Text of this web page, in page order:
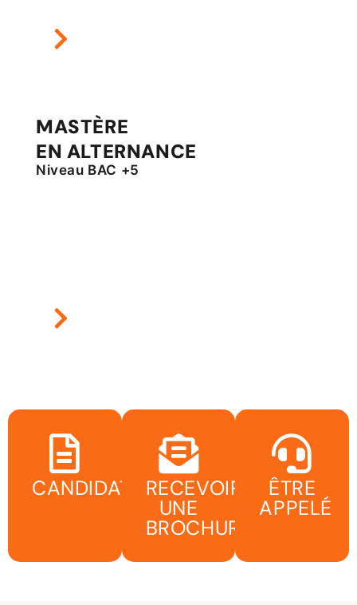
MASTÈRE
EN ALTERNANCE
Niveau BAC +5
CANDIDATERRECEVOIR
UNE
BROCHURE
ÊTRE
APPELÉ